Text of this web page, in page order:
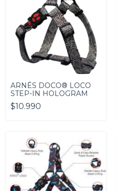
ARNÉS DOCO® LOCO
STEP-IN HOLOGRAM
$10.990